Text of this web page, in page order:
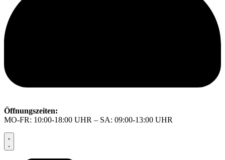
Öffnungszeiten:
MO-FR: 10:00-18:00 UHR – SA: 09:00-13:00 UHR